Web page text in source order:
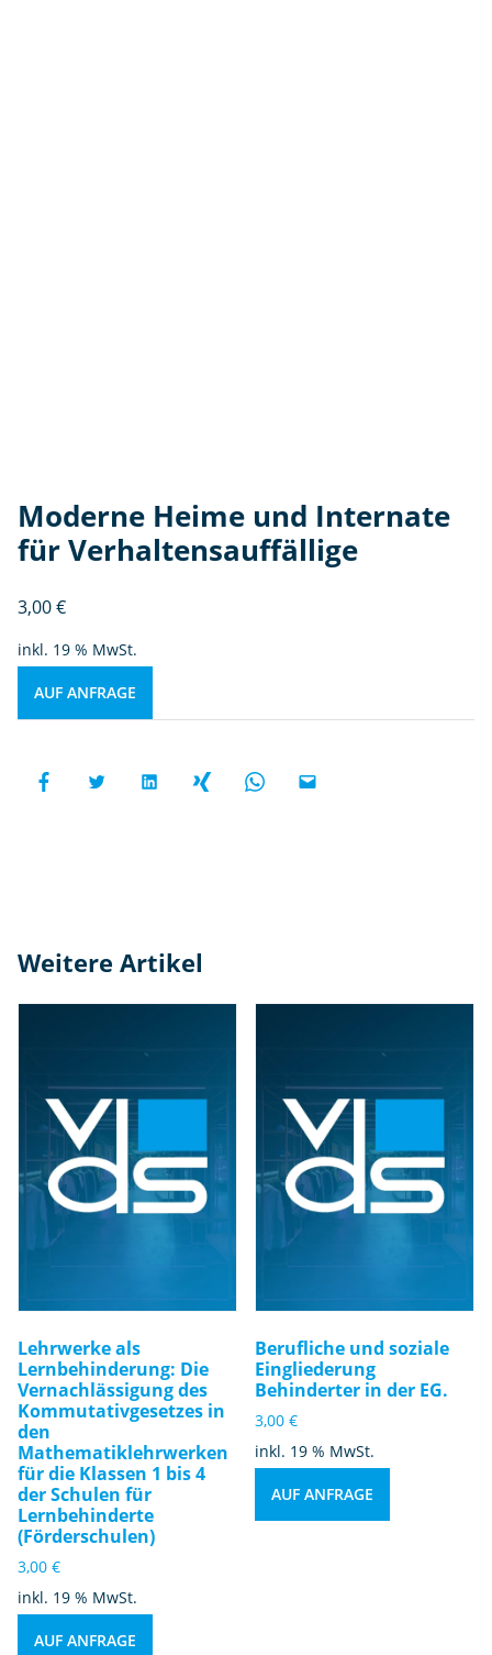
Moderne Heime und Internate
für Verhaltensauffällige
3,00€
inkl. 19 % MwSt.
AUF ANFRAGE
Weitere Artikel
Lehrwerke als
Lernbehinderung: Die
Vernachlässigung des
Kommutativgesetzes in
den
Mathematiklehrwerken
für die Klassen 1 bis 4
der Schulen für
Lernbehinderte
(Förderschulen)
3,00 €
inkl. 19 % MwSt.
AUF ANFRAGE
Berufliche und soziale
Eingliederung
Behinderter in der EG.
3,00€
inkl. 19 % MwSt.
AUF ANFRAGE